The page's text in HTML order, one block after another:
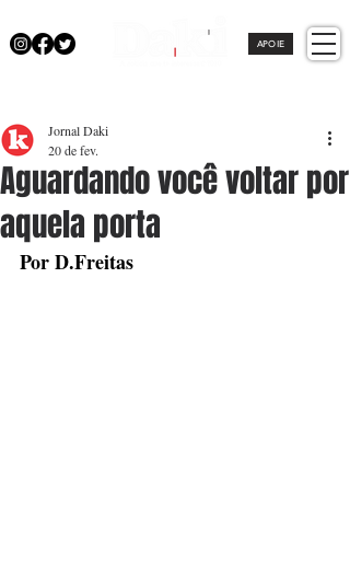
APOIE
Aguardando você voltar por
aquela porta
Jornal Daki
20 de fev.
Por D.Freitas